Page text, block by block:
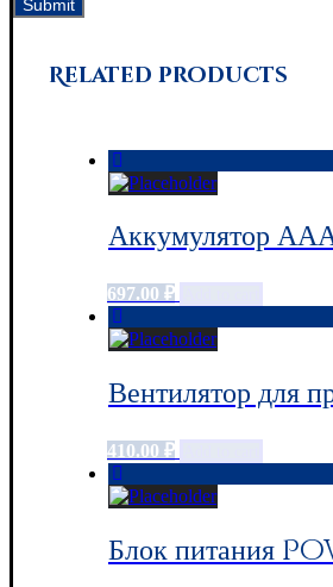
Related products
Аккумулятор
697.00 ₽
Вентилятор для
410.00 ₽
Блок питания